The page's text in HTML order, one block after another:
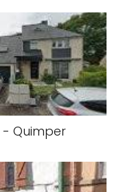
Quimper